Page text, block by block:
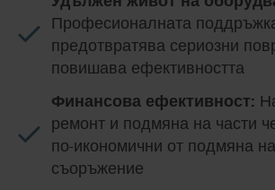
Професионалната
предотвратява сериозни
повишава ефективността
Финансова ефективност:
ремонт и подмяна на части
по-икономични от подмяна
съоръжение